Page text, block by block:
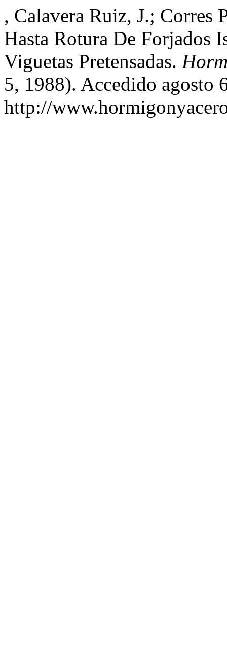
, Calavera Ruiz, J.; Corres
Hasta Rotura De Forjados
Viguetas Pretensadas.
5, 1988). Accedido agosto
http://